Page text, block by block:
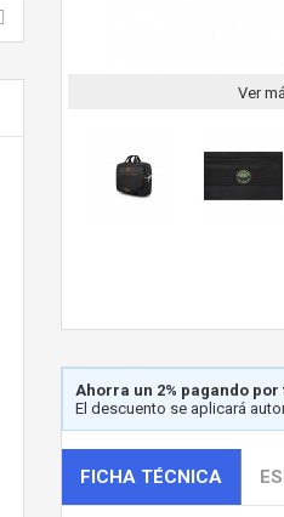
Ver
Ahorra un 2% pagando
El descuento se aplicará
FICHA TÉCNICA